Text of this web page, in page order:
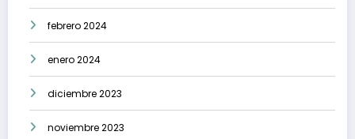
febrero 2024
enero 2024
diciembre 2023
noviembre 2023